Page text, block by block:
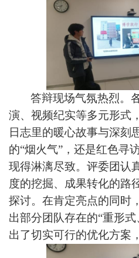
答辩现场气氛热烈。
演、视频纪实等多元形式
日志里的暖心故事与深刻
的“烟火气”，还是红色寻
现得淋漓尽致。评委团认
度的挖掘、成果转化的路
探讨。在肯定亮点的同时
出部分团队存在的“重形
出了切实可行的优化方案